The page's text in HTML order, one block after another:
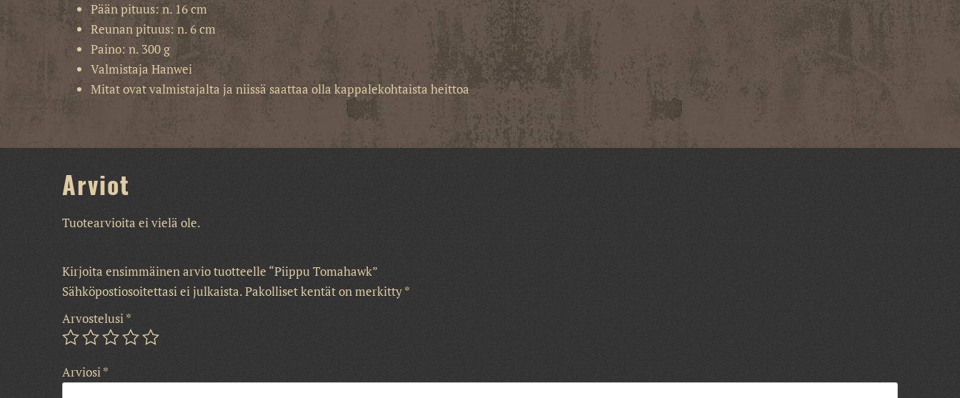
Pään pituus: n. 16 cm
Reunan pituus: n. 6 cm
Paino: n. 300 g
Valmistaja Hanwei
Mitat ovat valmistajalta ja niissä saattaa olla kappalekohtaista heittoa
Arviot
Tuotearvioita ei vielä ole.
Kirjoita ensimmäinen arvio tuotteelle “Piippu Tomahawk”
Sähköpostiosoitettasi ei julkaista.Pakolliset kentät on merkitty*
Arvostelusi*
Arviosi*